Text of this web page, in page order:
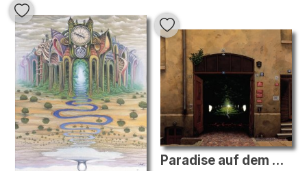
Paradise auf dem Hof